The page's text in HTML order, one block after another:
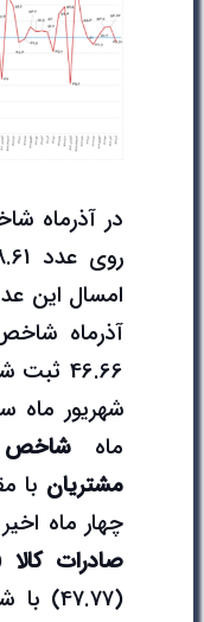
در آذرماه
امسال این
آذرماه
46.66
شهریور ماه
ماهشاخص
مشتریان
چهار ماه
صادرات کالا